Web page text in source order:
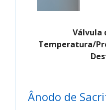
Válvula
Temperatura/
Ânodo de